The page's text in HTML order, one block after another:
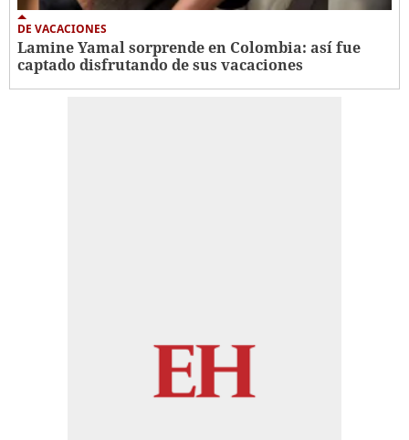
DE VACACIONES
Lamine Yamal sorprende en Colombia: así fue
captado disfrutando de sus vacaciones